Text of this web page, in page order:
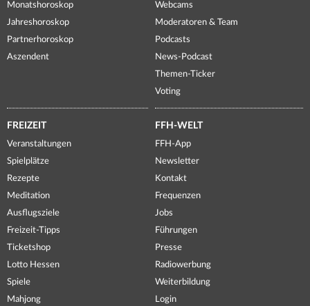
Monatshoroskop
Jahreshoroskop
Partnerhoroskop
Aszendent
Webcams
Moderatoren & Team
Podcasts
News-Podcast
Themen-Ticker
Voting
FREIZEIT
Veranstaltungen
Spielplätze
Rezepte
Meditation
Ausflugsziele
Freizeit-Tipps
Ticketshop
Lotto Hessen
Spiele
Mahjong
FFH-WELT
FFH-App
Newsletter
Kontakt
Frequenzen
Jobs
Führungen
Presse
Radiowerbung
Weiterbildung
Login